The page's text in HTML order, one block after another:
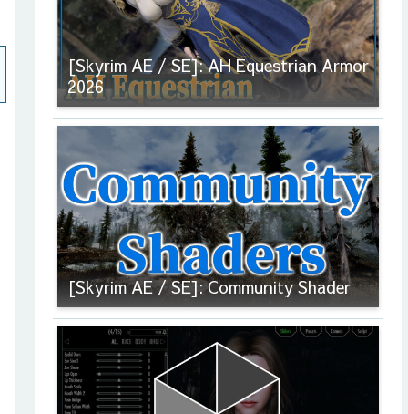
[Skyrim AE / SE]: AH Equestrian Armor
2026
[Skyrim AE / SE]: Community Shader